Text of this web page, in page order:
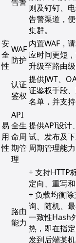
则及钉钉、
告警渠道，
集群。
安
全
性
WAF
防护
内置WAF，
应时间更短
升级至路由级
认证
鉴权
提供JWT、
证鉴权手段
名单，并支持
易
用
性
API
全生
命周
期管
理
提供API设计
试、发布及
周期管理能力
路由
能力
+ 支持HTTP
定向、重写和
+ 负载均衡
询、随机、
一致性Hash
热，即在指
发到后端某